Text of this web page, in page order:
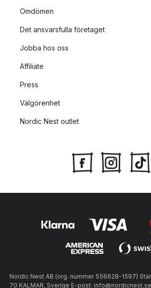
Omdömen
Det ansvarsfulla företaget
Jobba hos oss
Affiliate
Press
Välgörenhet
Nordic Nest outlet
Nordic Nest AB (org. nummer 556628-1597)
70 KALMAR, Sverige E-post: